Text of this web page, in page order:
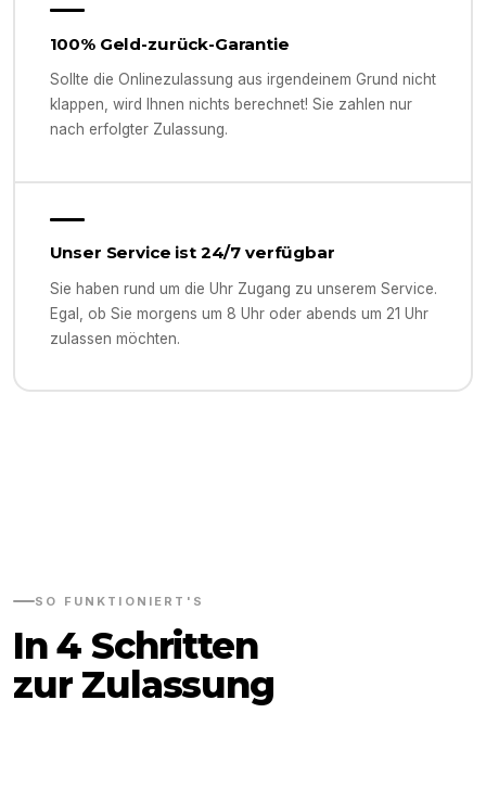
100% Geld-zurück-Garantie
Sollte die Onlinezulassung aus irgendeinem Grund nicht
klappen, wird Ihnen nichts berechnet! Sie zahlen nur
nach erfolgter Zulassung.
Unser Service ist 24/7 verfügbar
Sie haben rund um die Uhr Zugang zu unserem Service.
Egal, ob Sie morgens um 8 Uhr oder abends um 21 Uhr
zulassen möchten.
SO FUNKTIONIERT'S
In 4 Schritten
zur Zulassung